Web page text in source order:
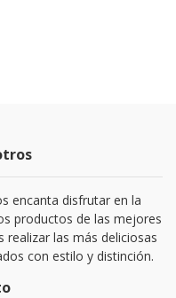
encanta disfrutar en la
productos de las mejores
realizar las más deliciosas
con estilo y distinción.